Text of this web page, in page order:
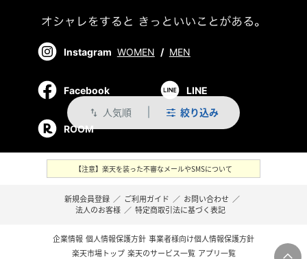
swap_vert 人気順 絞り込み
Instagram WOMEN / MEN
Facebook LINE
ROOM
【注意】楽天を装った不審なメールやSMSについて
新規会員登録 ／ ご利用ガイド ／ お問い合わせ ／
法人のお客様 ／ 特定商取引法に基づく表記
企業情報 個人情報保護方針 事業者様向け個人情報保護方針
楽天市場トップ 楽天のサービス一覧 アプリ一覧